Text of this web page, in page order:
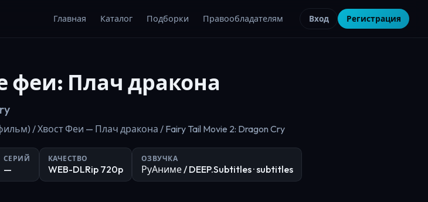
Главная Каталог Подборки Правообладателям Вход Регистрация
феи: Плач дракона
/ Хвост Феи — Плач дракона / Fairy Tail Movie 2: Dragon Cry
СЕРИЙ
—
КАЧЕСТВО
WEB-DLRip 720p
ОЗВУЧКА
РуАниме / DEEP.Subtitles· subtitles